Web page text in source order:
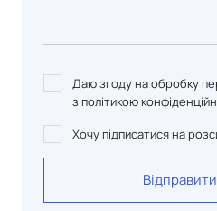
Даю згоду на обробку
з політикою
Хочу підписатися на